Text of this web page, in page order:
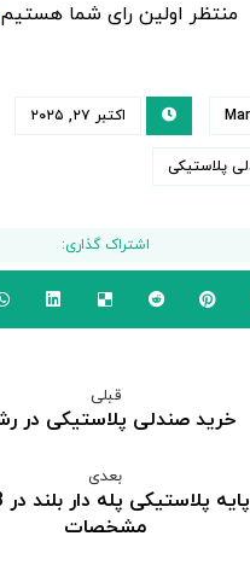
منتظر اولین رای شما هستیم
اکتبر ۲۷, ۲۰۲۵
پلاستیکی
قبلی
خرید صندلی پلاستیکی در
بعدی
مشخصات